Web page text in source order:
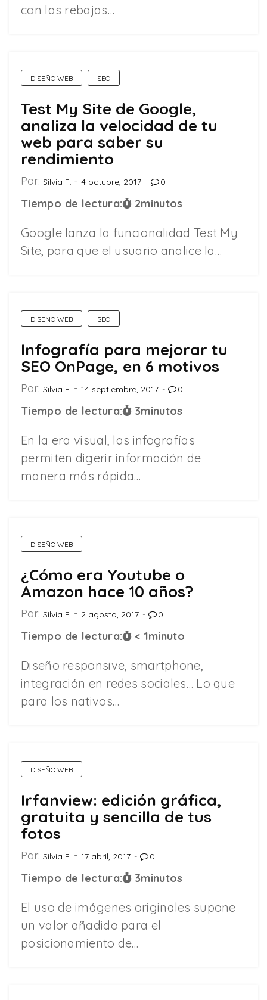
con las rebajas…
DISEÑO WEB SEO
Test My Site de Google,
analiza la velocidad de tu
web para saber su
rendimiento
Por: Silvia F. 4 octubre, 2017 0
Tiempo de lectura: 2minutos
Google lanza la funcionalidad Test My
Site, para que el usuario analice la…
DISEÑO WEB SEO
Infografía para mejorar tu
SEO OnPage, en 6 motivos
Por: Silvia F. 14 septiembre, 2017 0
Tiempo de lectura: 3minutos
En la era visual, las infografías
permiten digerir información de
manera más rápida…
DISEÑO WEB
¿Cómo era Youtube o
Amazon hace 10 años?
Por: Silvia F. 2 agosto, 2017 0
Tiempo de lectura: < 1minuto
Diseño responsive, smartphone,
integración en redes sociales… Lo que
para los nativos…
DISEÑO WEB
Irfanview: edición gráfica,
gratuita y sencilla de tus
fotos
Por: Silvia F. 17 abril, 2017 0
Tiempo de lectura: 3minutos
El uso de imágenes originales supone
un valor añadido para el
posicionamiento de…